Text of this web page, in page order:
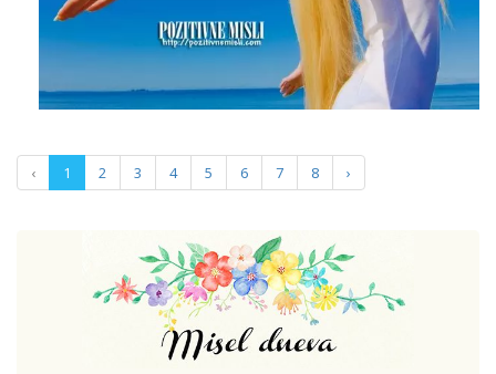
‹ 1 2 3 4 5 6 7 8 ›